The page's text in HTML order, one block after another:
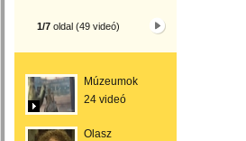
1/7 oldal (49 videó)
Múzeumok
24 videó
Olasz